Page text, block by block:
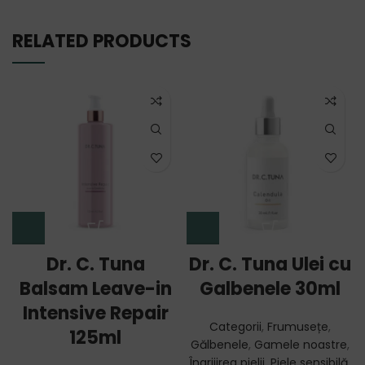
RELATED PRODUCTS
Dr. C. Tuna
Balsam Leave-in
Intensive Repair
125ml
Dr. C. Tuna Ulei cu
Galbenele 30ml
Categorii, Frumusețe,
Gălbenele, Gamele noastre,